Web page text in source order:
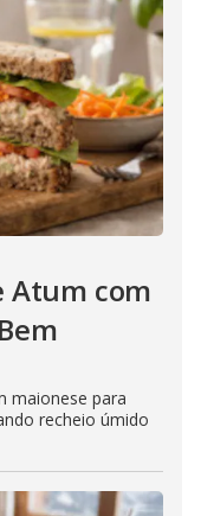
Atum com
maionese para
recheio úmido